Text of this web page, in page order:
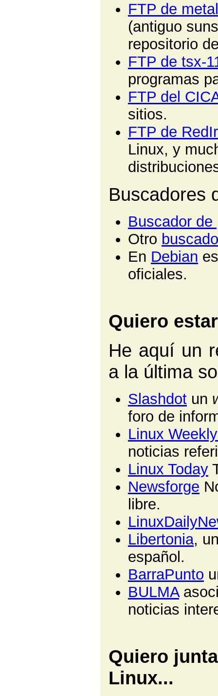
FTP de
(antiguo
repositorio
FTP de tsx-
programas
FTP del
sitios.
FTP de
Linux, y
Buscadores
Buscador
Otro
En Debian
oficiales.
Quiero
He aquí un
a la última
Slashdot un
foro de
Linux
noticias
Linux Today
Newsforge
libre.
Libertonia,
español.
BarraPunto
BULMA
noticias
Quiero
Linux...